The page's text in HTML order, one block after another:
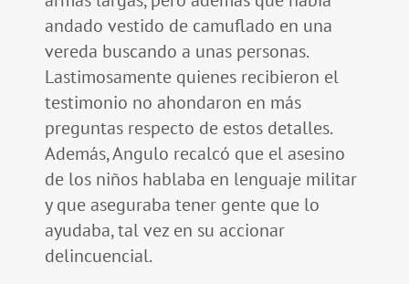
andado vestido de camuflado en una
vereda buscando a unas personas.
Lastimosamente quienes recibieron el
testimonio no ahondaron en más
preguntas respecto de estos detalles.
Además, Angulo recalcó que el asesino
de los niños hablaba en lenguaje militar
y que aseguraba tener gente que lo
ayudaba, tal vez en su accionar
delincuencial.